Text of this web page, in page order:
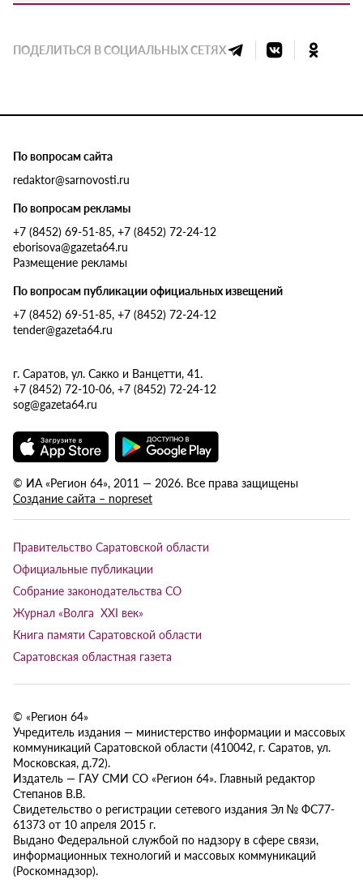
ПОДЕЛИТЬСЯ В СОЦИАЛЬНЫХ СЕТЯХ
По вопросам сайта
redaktor@sarnovosti.ru
По вопросам рекламы
+7 (8452) 69-51-85, +7 (8452) 72-24-12
eborisova@gazeta64.ru
Размещение рекламы
По вопросам публикации официальных извещений
+7 (8452) 69-51-85, +7 (8452) 72-24-12
tender@gazeta64.ru
г. Саратов, ул. Сакко и Ванцетти, 41.
+7 (8452) 72-10-06, +7 (8452) 72-24-12
sog@gazeta64.ru
© ИА «Регион 64», 2011 — 2026. Все права защищены
Создание сайта – nopreset
Правительство Саратовской области
Официальные публикации
Собрание законодательства СО
Журнал «Волга XXI век»
Книга памяти Саратовской области
Саратовская областная газета
© «Регион 64»
Учредитель издания — министерство информации и массовых
коммуникаций Саратовской области (410042, г. Саратов, ул.
Московская, д.72).
Издатель — ГАУ СМИ СО «Регион 64». Главный редактор
Степанов В.В.
Свидетельство о регистрации сетевого издания Эл № ФС77-
61373 от 10 апреля 2015 г.
Выдано Федеральной службой по надзору в сфере связи,
информационных технологий и массовых коммуникаций
(Роскомнадзор).